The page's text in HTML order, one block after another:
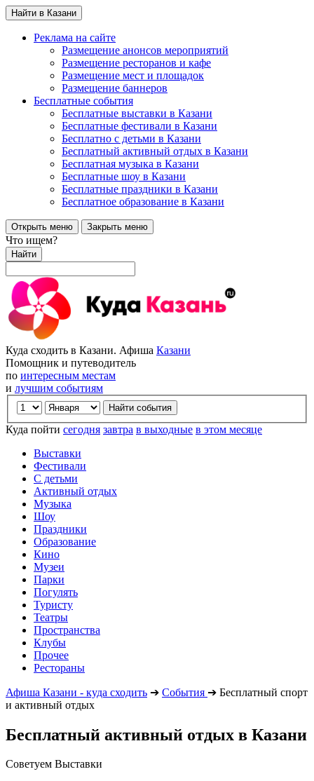
Найти в Казани
Реклама на сайте
Размещение анонсов мероприятий
Размещение ресторанов и кафе
Размещение мест и площадок
Размещение баннеров
Бесплатные события
Бесплатные выставки в Казани
Бесплатные фестивали в Казани
Бесплатно с детьми в Казани
Бесплатный активный отдых в Казани
Бесплатная музыка в Казани
Бесплатные шоу в Казани
Бесплатные праздники в Казани
Бесплатное образование в Казани
Открыть меню Закрыть меню
Что ищем?
Найти
Куда сходить в Казани. Афиша Казани
Помощник и путеводитель
по интересным местам
и лучшим событиям
Куда пойти сегодня завтра в выходные в этом месяце
Выставки
Фестивали
С детьми
Активный отдых
Музыка
Шоу
Праздники
Образование
Кино
Музеи
Парки
Погулять
Туристу
Театры
Пространства
Клубы
Прочее
Рестораны
Афиша Казани - куда сходить ➔ События ➔ Бесплатный спорт
и активный отдых
Бесплатный активный отдых в Казани
Советуем Выставки